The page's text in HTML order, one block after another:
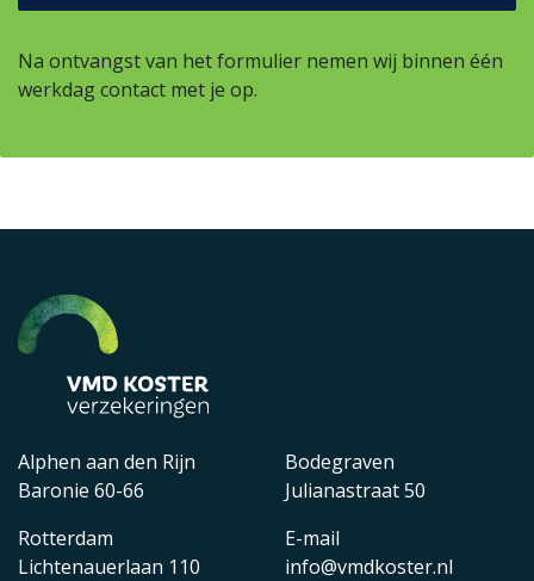
Na ontvangst van het formulier nemen wij binnen één
werkdag contact met je op.
Alphen aan den Rijn
Baronie 60-66
Rotterdam
Lichtenauerlaan 110
Bodegraven
Julianastraat 50
E-mail
info@vmdkoster.nl